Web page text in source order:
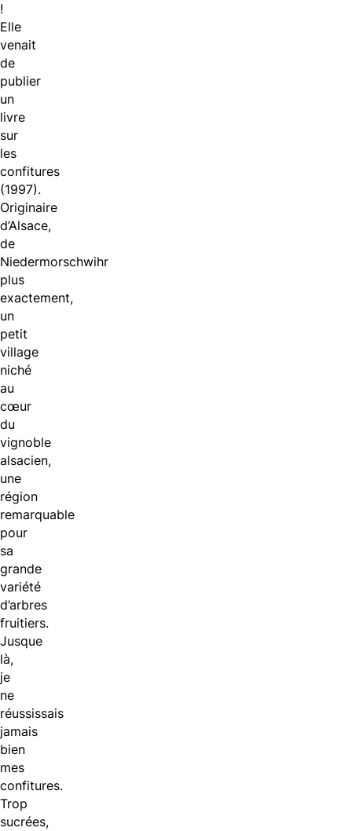
!
Elle
venait
de
publier
un
livre
sur
les
confitures
(1997).
Originaire
d’Alsace,
de
Niedermorschwihr
plus
exactement,
un
petit
village
niché
au
cœur
du
vignoble
alsacien,
une
région
remarquable
pour
sa
grande
variété
d’arbres
fruitiers.
Jusque
là,
je
ne
réussissais
jamais
bien
mes
confitures.
Trop
sucrées,